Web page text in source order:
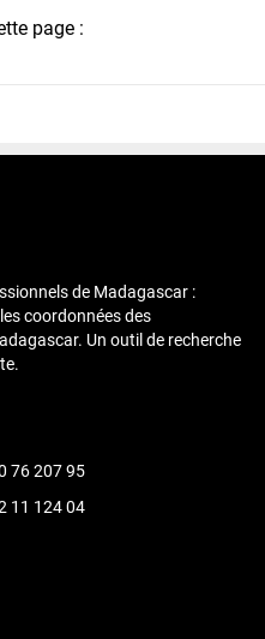
page :
de Madagascar :
coordonnées des
Un outil de recherche
76 207 95
11 124 04